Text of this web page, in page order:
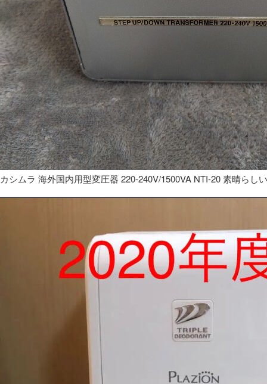
カシムラ 海外国内用型変圧器 220-240V/1500VA NTI-20 素晴らし